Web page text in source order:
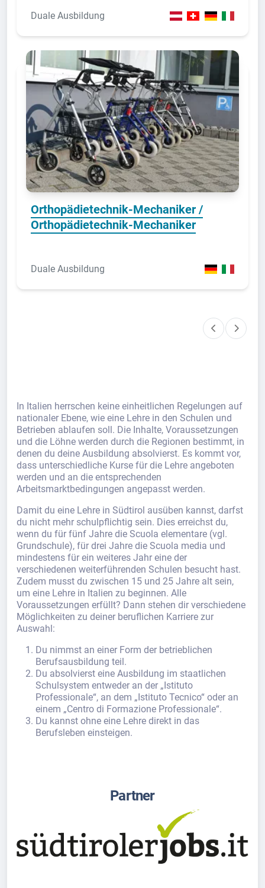
Duale Ausbildung
Orthopädietechnik-Mechaniker /
Orthopädietechnik-Mechaniker
Duale Ausbildung
In Italien herrschen keine einheitlichen Regelungen auf
nationaler Ebene, wie eine Lehre in den Schulen und
Betrieben ablaufen soll. Die Inhalte, Voraussetzungen
und die Löhne werden durch die Regionen bestimmt, in
denen du deine Ausbildung absolvierst. Es kommt vor,
dass unterschiedliche Kurse für die Lehre angeboten
werden und an die entsprechenden
Arbeitsmarktbedingungen angepasst werden.
Damit du eine Lehre in Südtirol ausüben kannst, darfst
du nicht mehr schulpflichtig sein. Dies erreichst du,
wenn du für fünf Jahre die Scuola elementare (vgl.
Grundschule), für drei Jahre die Scuola media und
mindestens für ein weiteres Jahr eine der
verschiedenen weiterführenden Schulen besucht hast.
Zudem musst du zwischen 15 und 25 Jahre alt sein,
um eine Lehre in Italien zu beginnen. Alle
Voraussetzungen erfüllt? Dann stehen dir verschiedene
Möglichkeiten zu deiner beruflichen Karriere zur
Auswahl:
Du nimmst an einer Form der betrieblichen
Berufsausbildung teil.
Du absolvierst eine Ausbildung im staatlichen
Schulsystem entweder an der „Istituto
Professionale“, an dem „Istituto Tecnico“ oder an
einem „Centro di Formazione Professionale“.
Du kannst ohne eine Lehre direkt in das
Berufsleben einsteigen.
Partner